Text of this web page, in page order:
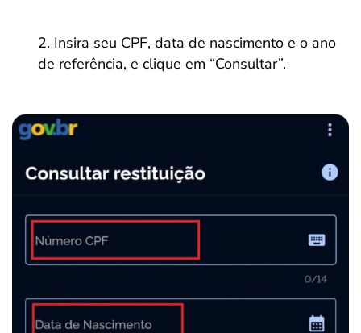
Insira seu CPF, data de nascimento e o ano
de referência, e clique em “Consultar”.